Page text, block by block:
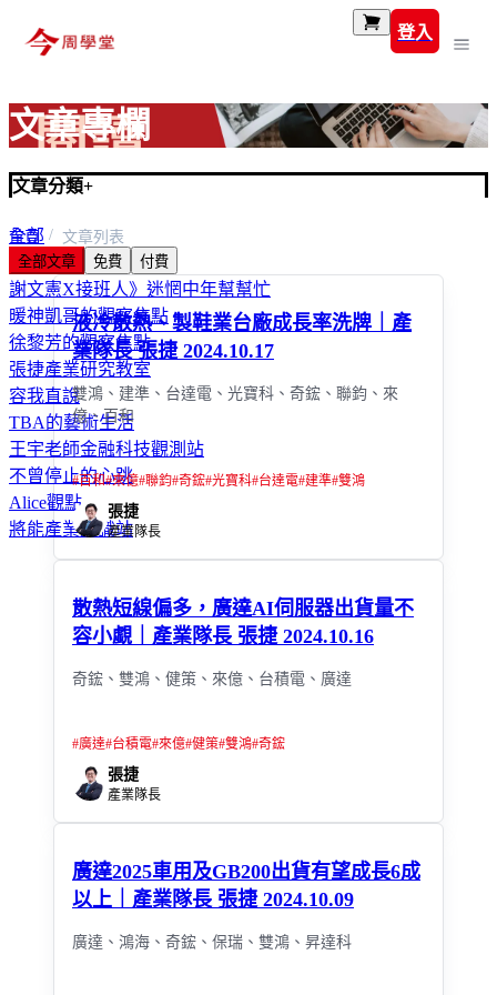
登入
文章專欄
文章分類+
全部
富玩家
謝文憲X接班人》迷惘中年幫幫忙
暖神凱哥的觀察焦點
徐黎芳的觀察焦點
張捷產業研究教室
容我直說
TBA的藝術生活
王宇老師金融科技觀測站
不曾停止的心跳
Alice觀點
將能產業知識站
首頁
文章列表
全部文章
免費 付費
液冷散熱、製鞋業台廠成長率洗牌｜產
業隊長 張捷 2024.10.17
雙鴻、建準、台達電、光寶科、奇鋐、聯鈞、來
億、百和
#百和#來億#聯鈞#奇鋐#光寶科#台達電#建準#雙鴻
張捷
產業隊長
散熱短線偏多，廣達AI伺服器出貨量不
容小覷｜產業隊長 張捷 2024.10.16
奇鋐、雙鴻、健策、來億、台積電、廣達
#廣達#台積電#來億#健策#雙鴻#奇鋐
張捷
產業隊長
廣達2025車用及GB200出貨有望成長6成
以上｜產業隊長 張捷 2024.10.09
廣達、鴻海、奇鋐、保瑞、雙鴻、昇達科